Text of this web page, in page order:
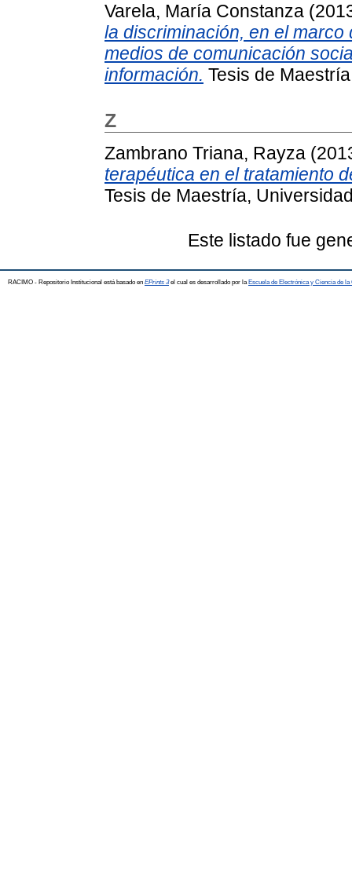
Varela, María Constanza
la discriminación, en el
medios de comunicación
información. Tesis de
Z
Zambrano Triana, Rayza
terapéutica en el tratamiento
Tesis de Maestría,
Este listado fue
RACIMO - Repositorio Institucional está basado en EPrints 3el cual es desarrollado por la Escuela de Electrónica y Ciencia de la